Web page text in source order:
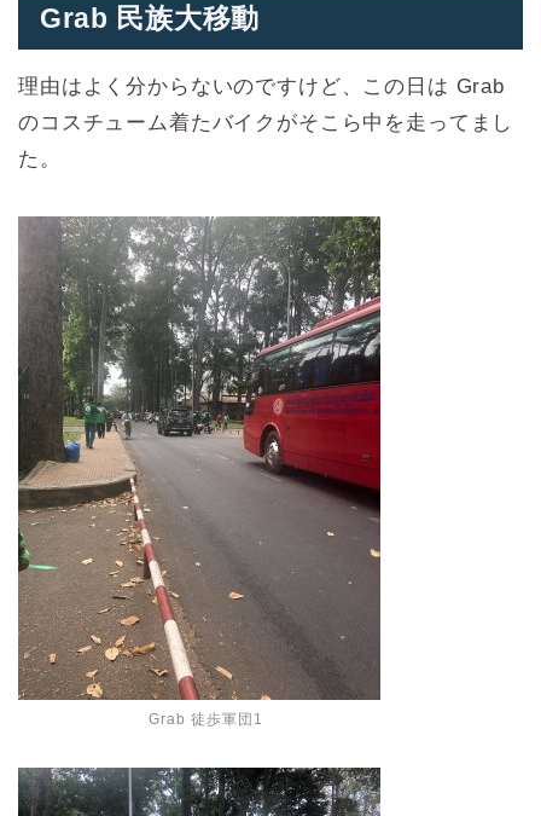
Grab 民族大移動
理由はよく分からないのですけど、この日は Grab
のコスチューム着たバイクがそこら中を走ってまし
た。
Grab 徒歩軍団1